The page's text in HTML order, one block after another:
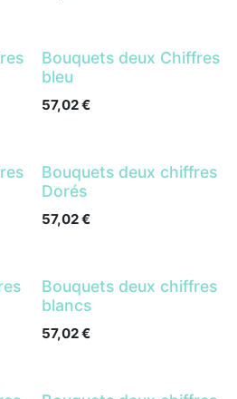
Bouquets deux Chiffres
bleu
57,02€
Bouquets deux chiffres
Dorés
57,02€
Bouquets deux chiffres
blancs
57,02€